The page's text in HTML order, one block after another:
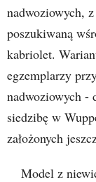
nadwoziowych,
poszukiwaną
kabriolet.
egzemplarzy
nadwoziowych -
siedzibę w
założonych
Model z